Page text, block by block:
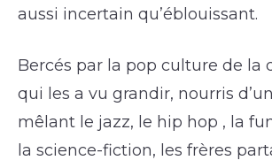
aussi incertain qu’éblouissant.
Bercés par la pop culture de la
qui les a vu grandir, nourris
mêlant le jazz, le hip hop , la
la science-fiction, les frères